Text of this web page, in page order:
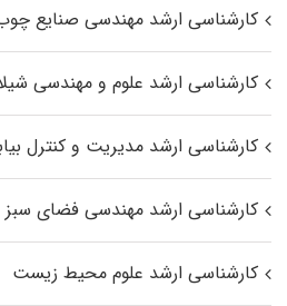
کارشناسی ارشد مهندسی صنایع
کارشناسی ارشد علوم و مهندسی
کارشناسی ارشد مدیریت و کنترل
کارشناسی ارشد مهندسی فضای سبز
کارشناسی ارشد علوم محیط‌ زیست